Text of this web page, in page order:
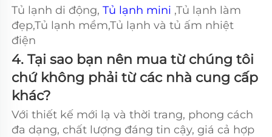
Tủ lạnh di động, Tủ lạnh mini ,Tủ lạnh làm
đẹp,Tủ lạnh mềm,Tủ lạnh và tủ ấm nhiệt
điện
4. Tại sao bạn nên mua từ chúng tôi
chứ không phải từ các nhà cung cấp
khác?
Với thiết kế mới lạ và thời trang, phong cách
đa dạng, chất lượng đáng tin cậy, giá cả hợp